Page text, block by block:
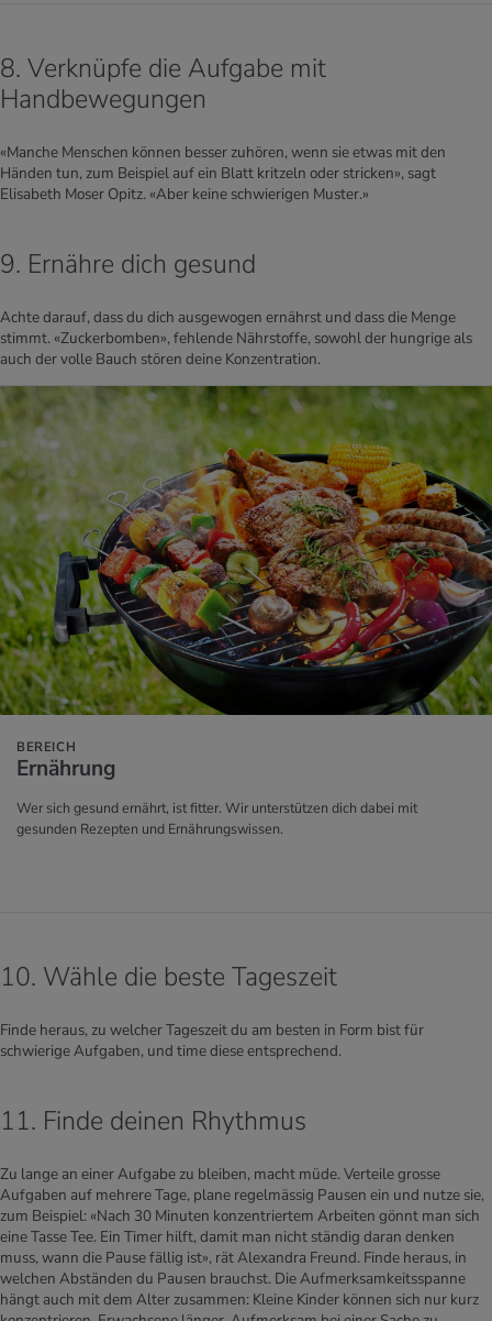
8. Verknüpfe die Aufgabe mit
Handbewegungen
«Manche Menschen können besser zuhören, wenn sie etwas mit den
Händen tun, zum Beispiel auf ein Blatt kritzeln oder stricken», sagt
Elisabeth Moser Opitz. «Aber keine schwierigen Muster.»
9. Ernähre dich gesund
BEREICH
Er­näh­rung
Wer sich gesund ernährt, ist fitter. Wir unterstützen dich dabei mit
gesunden Rezepten und Ernährungswissen.
Achte darauf, dass du dich ausgewogen ernährst und dass die Menge
stimmt. «Zuckerbomben», fehlende Nährstoffe, sowohl der hungrige als
auch der volle Bauch stören deine Konzentration.
10. Wähle die beste Tageszeit
Finde heraus, zu welcher Tageszeit du am besten in Form bist für
schwierige Aufgaben, und time diese entsprechend.
11. Finde deinen Rhythmus
Zu lange an einer Aufgabe zu bleiben, macht müde. Verteile grosse
Aufgaben auf mehrere Tage, plane regelmässig Pausen ein und nutze sie,
zum Beispiel: «Nach 30 Minuten konzentriertem Arbeiten gönnt man sich
eine Tasse Tee. Ein Timer hilft, damit man nicht ständig daran denken
muss, wann die Pause fällig ist», rät Alexandra Freund. Finde heraus, in
welchen Abständen du Pausen brauchst. Die Aufmerksamkeitsspanne
hängt auch mit dem Alter zusammen: Kleine Kinder können sich nur kurz